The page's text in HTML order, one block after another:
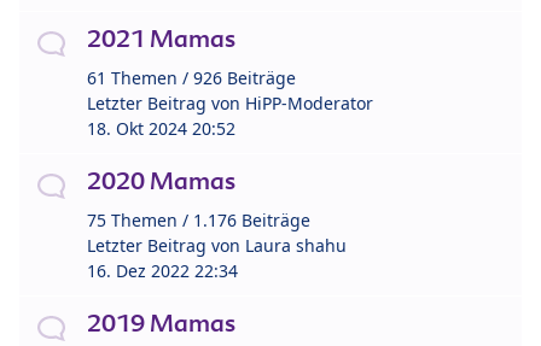
2021 Mamas
61 Themen / 926 Beiträge
Letzter Beitrag von HiPP-Moderator
18. Okt 2024 20:52
2020 Mamas
75 Themen / 1.176 Beiträge
Letzter Beitrag von Laura shahu
16. Dez 2022 22:34
2019 Mamas